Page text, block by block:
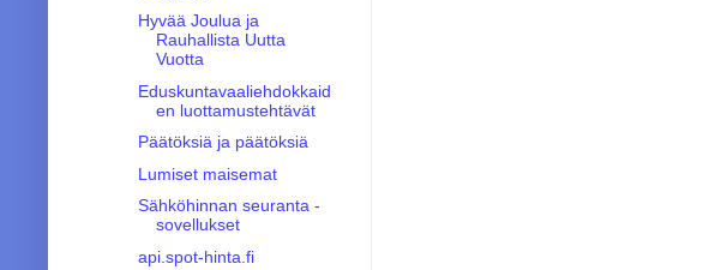
Hyvää Joulua ja
Rauhallista Uutta
Vuotta
Eduskuntavaaliehdokkaid
en luottamustehtävät
Päätöksiä ja päätöksiä
Lumiset maisemat
Sähköhinnan seuranta -
sovellukset
api.spot-hinta.fi